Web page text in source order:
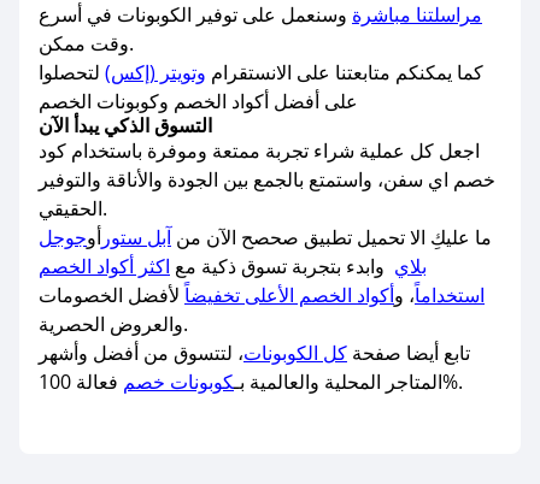
مراسلتنا مباشرة وسنعمل على توفير الكوبونات في أسرع
وقت ممكن.
كما يمكنكم متابعتنا على الانستقرام وتويتر (إكس) لتحصلوا
على أفضل أكواد الخصم وكوبونات الخصم
التسوق الذكي يبدأ الآن
اجعل كل عملية شراء تجربة ممتعة وموفرة باستخدام كود
خصم اي سفن، واستمتع بالجمع بين الجودة والأناقة والتوفير
الحقيقي.
ما عليكِ الا تحميل تطبيق صحصح الآن من آبل ستور أوجوجل
بلاي وابدء بتجربة تسوق ذكية مع اكثر أكواد الخصم
استخداماً، وأكواد الخصم الأعلى تخفيضاًلأفضل الخصومات
والعروض الحصرية.
تابع أيضا صفحة كل الكوبونات، لتتسوق من أفضل وأشهر
المتاجر المحلية والعالمية بـكوبونات خصم فعالة 100%.